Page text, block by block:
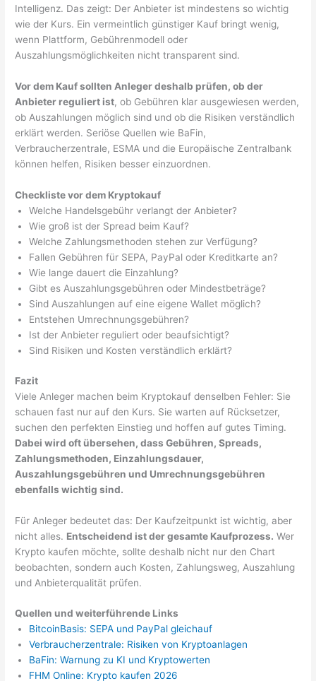
Intelligenz. Das zeigt: Der Anbieter ist mindestens so wichtig
wie der Kurs. Ein vermeintlich günstiger Kauf bringt wenig,
wenn Plattform, Gebührenmodell oder
Auszahlungsmöglichkeiten nicht transparent sind.
Vor dem Kauf sollten Anleger deshalb prüfen, ob der
Anbieter reguliert ist, ob Gebühren klar ausgewiesen werden,
ob Auszahlungen möglich sind und ob die Risiken verständlich
erklärt werden. Seriöse Quellen wie BaFin,
Verbraucherzentrale, ESMA und die Europäische Zentralbank
können helfen, Risiken besser einzuordnen.
Checkliste vor dem Kryptokauf
Welche Handelsgebühr verlangt der Anbieter?
Wie groß ist der Spread beim Kauf?
Welche Zahlungsmethoden stehen zur Verfügung?
Fallen Gebühren für SEPA, PayPal oder Kreditkarte an?
Wie lange dauert die Einzahlung?
Gibt es Auszahlungsgebühren oder Mindestbeträge?
Sind Auszahlungen auf eine eigene Wallet möglich?
Entstehen Umrechnungsgebühren?
Ist der Anbieter reguliert oder beaufsichtigt?
Sind Risiken und Kosten verständlich erklärt?
Fazit
Viele Anleger machen beim Kryptokauf denselben Fehler: Sie
schauen fast nur auf den Kurs. Sie warten auf Rücksetzer,
suchen den perfekten Einstieg und hoffen auf gutes Timing.
Dabei wird oft übersehen, dass Gebühren, Spreads,
Zahlungsmethoden, Einzahlungsdauer,
Auszahlungsgebühren und Umrechnungsgebühren
ebenfalls wichtig sind.
Für Anleger bedeutet das: Der Kaufzeitpunkt ist wichtig, aber
nicht alles. Entscheidend ist der gesamte Kaufprozess. Wer
Krypto kaufen möchte, sollte deshalb nicht nur den Chart
beobachten, sondern auch Kosten, Zahlungsweg, Auszahlung
und Anbieterqualität prüfen.
Quellen und weiterführende Links
BitcoinBasis: SEPA und PayPal gleichauf
Verbraucherzentrale: Risiken von Kryptoanlagen
BaFin: Warnung zu KI und Kryptowerten
FHM Online: Krypto kaufen 2026